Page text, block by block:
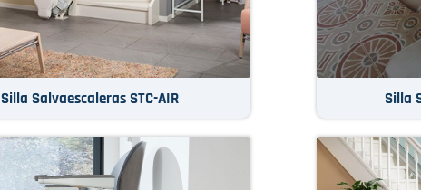
Silla Salvaescaleras STC-AIR Silla